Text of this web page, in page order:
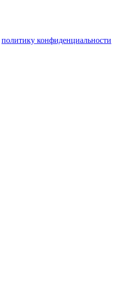
политику конфиденциальности